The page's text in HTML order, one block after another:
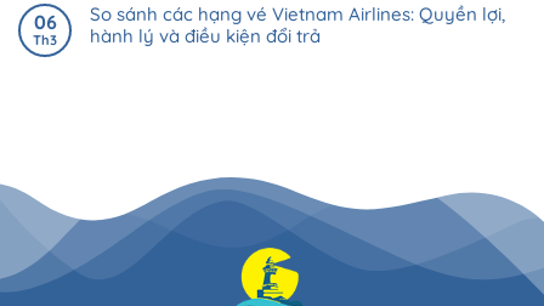
06
Th3
So sánh các hạng vé Vietnam Airlines: Quyền lợi,
hành lý và điều kiện đổi trả